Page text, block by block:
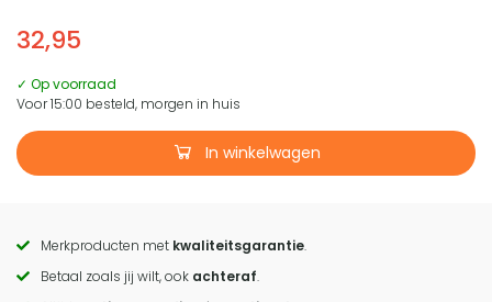
32,95
✓ Op voorraad
Voor 15:00 besteld, morgen in huis
In winkelwagen
Call
to
Merkproducten met kwaliteitsgarantie.
Betaal zoals jij wilt, ook achteraf.